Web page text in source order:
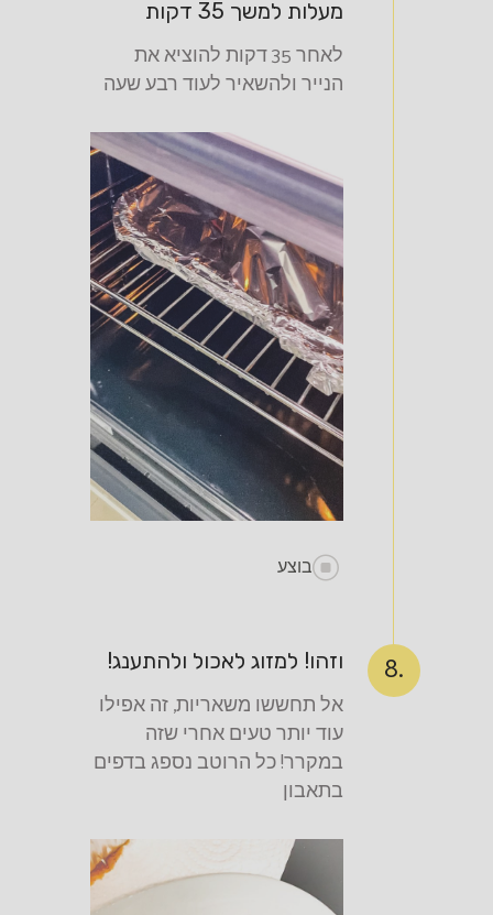
מעלות למשך 35 דקות
לאחר 35 דקות להוציא את
הנייר ולהשאיר לעוד רבע שעה
בוצע
8. וזהו! למזוג לאכול ולהתענג!
אל תחששו משאריות, זה אפילו
עוד יותר טעים אחרי שזה
במקרר! כל הרוטב נספג בדפים
בתאבון